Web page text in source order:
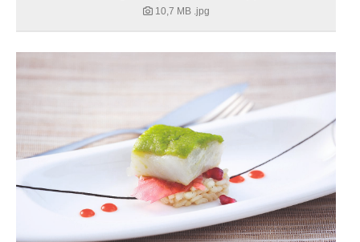
10,7 MB .jpg